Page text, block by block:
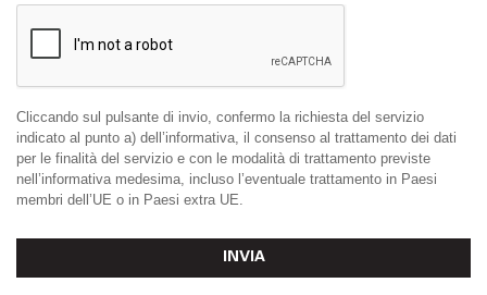
Cliccando sul pulsante di invio, confermo la richiesta del servizio
indicato al punto a) dell’informativa, il consenso al trattamento dei dati
per le finalità del servizio e con le modalità di trattamento previste
nell’informativa medesima, incluso l’eventuale trattamento in Paesi
membri dell’UE o in Paesi extra UE.
INVIA